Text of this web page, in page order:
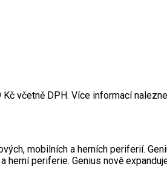
včetně DPH. Více informací
mobilních a herních periferií.
periferie. Genius nově